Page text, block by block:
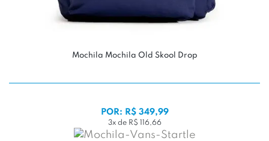
Mochila Mochila Old Skool Drop
POR: R$ 349,99
3x de R$ 116,66